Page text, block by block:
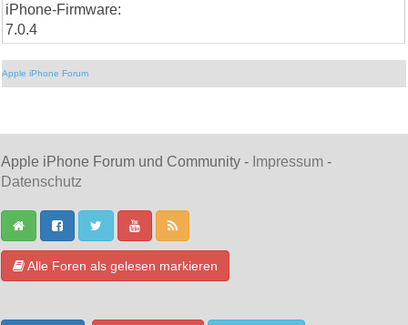
iPhone-Firmware:
7.0.4
Apple iPhone Forum
Apple iPhone Forum und Community - Impressum -
Datenschutz
Alle Foren als gelesen markieren